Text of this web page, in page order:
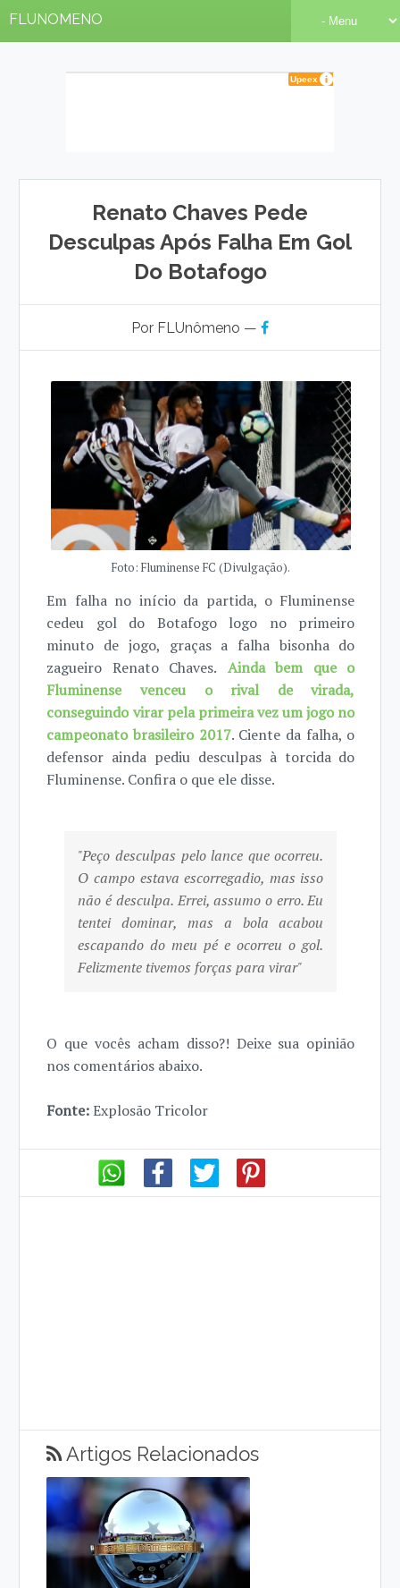
FLUNOMENO
Renato Chaves Pede
Desculpas Após Falha Em Gol
Do Botafogo
Por FLUnômeno —
Foto: Fluminense FC (Divulgação).
Em falha no início da partida, o Fluminense
cedeu gol do Botafogo logo no primeiro
minuto de jogo, graças a falha bisonha do
zagueiro Renato Chaves. Ainda bem que o
Fluminense venceu o rival de virada,
conseguindo virar pela primeira vez um jogo no
campeonato brasileiro 2017. Ciente da falha, o
defensor ainda pediu desculpas à torcida do
Fluminense. Confira o que ele disse.
"Peço desculpas pelo lance que ocorreu.
O campo estava escorregadio, mas isso
não é desculpa. Errei, assumo o erro. Eu
tentei dominar, mas a bola acabou
escapando do meu pé e ocorreu o gol.
Felizmente tivemos forças para virar"
O que vocês acham disso?! Deixe sua opinião
nos comentários abaixo.
Fonte:Explosão Tricolor
Artigos Relacionados